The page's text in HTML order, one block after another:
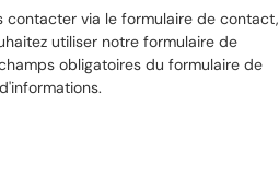
contacter via le formulaire de contact,
utiliser notre formulaire de
obligatoires du formulaire de